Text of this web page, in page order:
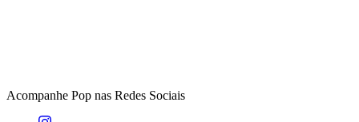
Acompanhe Pop nas Redes Sociais